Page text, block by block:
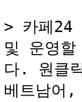
> 카페24
및 운영
다. 원클
베트남어